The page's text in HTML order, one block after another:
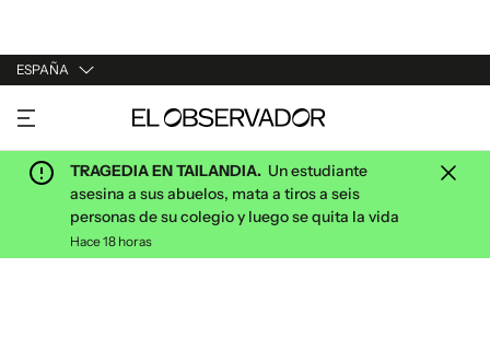
ESPAÑA
URUGUAY
ARGENTINA
ESPAÑA
ESTADOS UNIDOS
TRAGEDIA EN TAILANDIA. Un estudiante
asesina a sus abuelos, mata a tiros a seis
personas de su colegio y luego se quita la vida
Hace 18 horas